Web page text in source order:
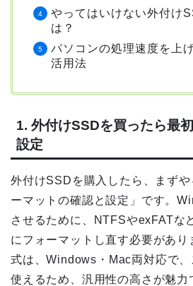
やってはいけない外付け
は？
パソコンの処理速度を上
活用法
1. 外付けSSDを買ったら最
設定
外付けSSDを購入したら、まず
ーマットの確認と設定」です。
させるために、NTFSやexFATな
にフォーマットし直す必要があ
式は、Windows・Mac両対応で
使えるため、汎用性の高さが魅力